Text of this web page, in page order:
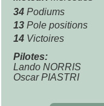
34 Podiums
13 Pole positions
14 Victoires
Pilotes:
Lando NORRIS
Oscar PIASTRI